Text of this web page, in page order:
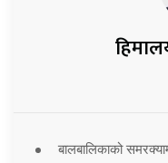
बालबालिकाको